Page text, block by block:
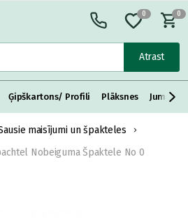
Atrast
0 0
Ģipškartons/ Profili Plāksnes Jumta
maisījumi un špakteles
Nobeiguma Špaktele No 0